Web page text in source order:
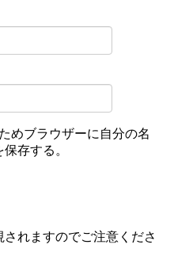
めブラウザーに自分の名
存する。
れますのでご注意くださ